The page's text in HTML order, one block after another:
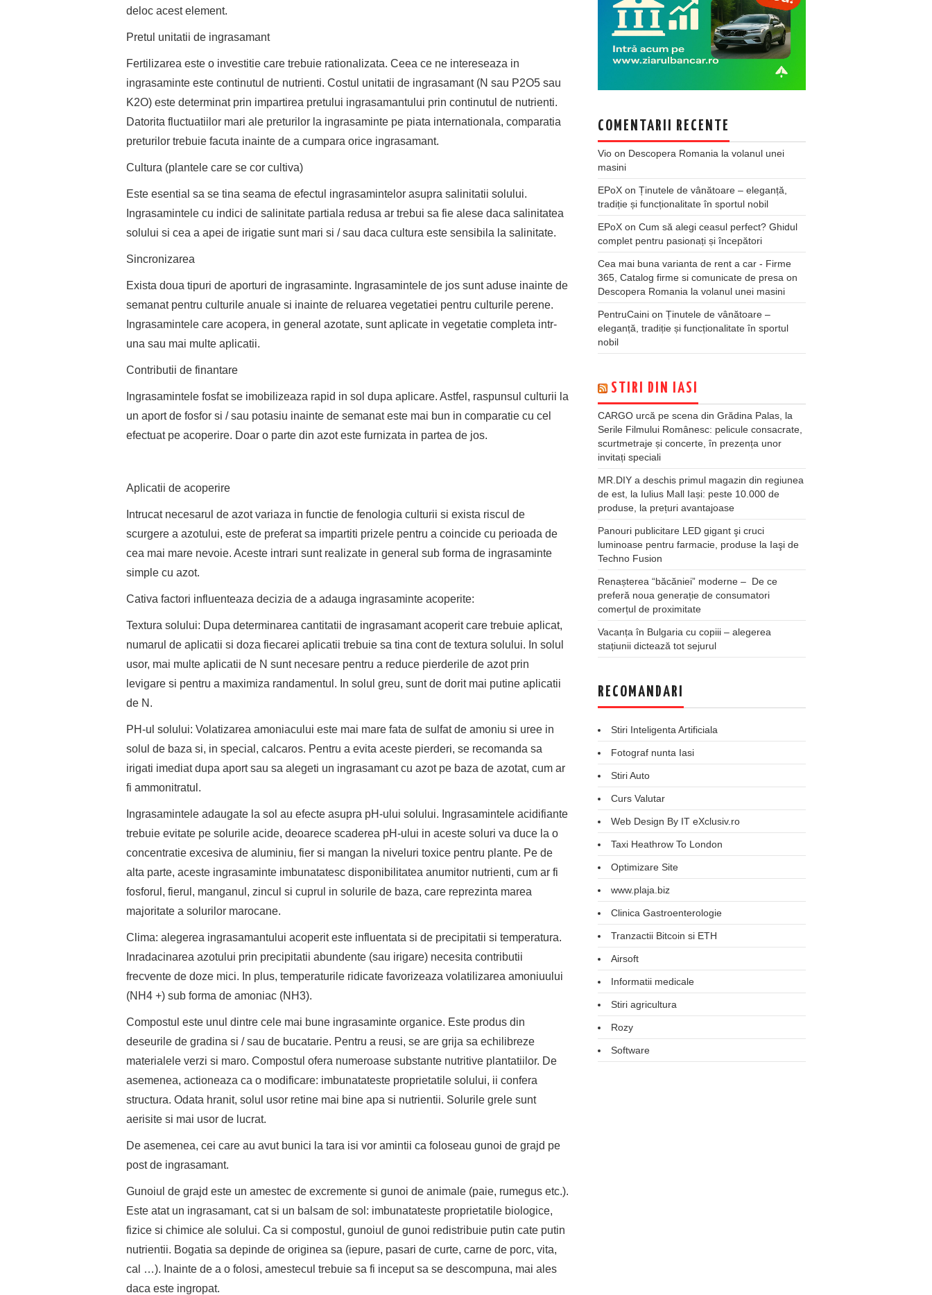
deloc acest element.
Pretul unitatii de ingrasamant
Fertilizarea este o investitie care trebuie rationalizata. Ceea ce ne intereseaza in
ingrasaminte este continutul de nutrienti. Costul unitatii de ingrasamant (N sau P2O5 sau
K2O) este determinat prin impartirea pretului ingrasamantului prin continutul de nutrienti.
Datorita fluctuatiilor mari ale preturilor la ingrasaminte pe piata internationala, comparatia
preturilor trebuie facuta inainte de a cumpara orice ingrasamant.
Cultura (plantele care se cor cultiva)
Este esential sa se tina seama de efectul ingrasamintelor asupra salinitatii solului.
Ingrasamintele cu indici de salinitate partiala redusa ar trebui sa fie alese daca salinitatea
solului si cea a apei de irigatie sunt mari si / sau daca cultura este sensibila la salinitate.
Sincronizarea
Exista doua tipuri de aporturi de ingrasaminte. Ingrasamintele de jos sunt aduse inainte de
semanat pentru culturile anuale si inainte de reluarea vegetatiei pentru culturile perene.
Ingrasamintele care acopera, in general azotate, sunt aplicate in vegetatie completa intr-
una sau mai multe aplicatii.
Contributii de finantare
Ingrasamintele fosfat se imobilizeaza rapid in sol dupa aplicare. Astfel, raspunsul culturii la
un aport de fosfor si / sau potasiu inainte de semanat este mai bun in comparatie cu cel
efectuat pe acoperire. Doar o parte din azot este furnizata in partea de jos.
Aplicatii de acoperire
Intrucat necesarul de azot variaza in functie de fenologia culturii si exista riscul de
scurgere a azotului, este de preferat sa impartiti prizele pentru a coincide cu perioada de
cea mai mare nevoie. Aceste intrari sunt realizate in general sub forma de ingrasaminte
simple cu azot.
Cativa factori influenteaza decizia de a adauga ingrasaminte acoperite:
Textura solului: Dupa determinarea cantitatii de ingrasamant acoperit care trebuie aplicat,
numarul de aplicatii si doza fiecarei aplicatii trebuie sa tina cont de textura solului. In solul
usor, mai multe aplicatii de N sunt necesare pentru a reduce pierderile de azot prin
levigare si pentru a maximiza randamentul. In solul greu, sunt de dorit mai putine aplicatii
de N.
PH-ul solului: Volatizarea amoniacului este mai mare fata de sulfat de amoniu si uree in
solul de baza si, in special, calcaros. Pentru a evita aceste pierderi, se recomanda sa
irigati imediat dupa aport sau sa alegeti un ingrasamant cu azot pe baza de azotat, cum ar
fi ammonitratul.
Ingrasamintele adaugate la sol au efecte asupra pH-ului solului. Ingrasamintele acidifiante
trebuie evitate pe solurile acide, deoarece scaderea pH-ului in aceste soluri va duce la o
concentratie excesiva de aluminiu, fier si mangan la niveluri toxice pentru plante. Pe de
alta parte, aceste ingrasaminte imbunatatesc disponibilitatea anumitor nutrienti, cum ar fi
fosforul, fierul, manganul, zincul si cuprul in solurile de baza, care reprezinta marea
majoritate a solurilor marocane.
Clima: alegerea ingrasamantului acoperit este influentata si de precipitatii si temperatura.
Inradacinarea azotului prin precipitatii abundente (sau irigare) necesita contributii
frecvente de doze mici. In plus, temperaturile ridicate favorizeaza volatilizarea amoniuului
(NH4 +) sub forma de amoniac (NH3).
Compostul este unul dintre cele mai bune ingrasaminte organice. Este produs din
deseurile de gradina si / sau de bucatarie. Pentru a reusi, se are grija sa echilibreze
materialele verzi si maro. Compostul ofera numeroase substante nutritive plantatiilor. De
asemenea, actioneaza ca o modificare: imbunatateste proprietatile solului, ii confera
structura. Odata hranit, solul usor retine mai bine apa si nutrientii. Solurile grele sunt
aerisite si mai usor de lucrat.
De asemenea, cei care au avut bunici la tara isi vor amintii ca foloseau gunoi de grajd pe
post de ingrasamant.
Gunoiul de grajd este un amestec de excremente si gunoi de animale (paie, rumegus etc.).
Este atat un ingrasamant, cat si un balsam de sol: imbunatateste proprietatile biologice,
fizice si chimice ale solului. Ca si compostul, gunoiul de gunoi redistribuie putin cate putin
nutrientii. Bogatia sa depinde de originea sa (iepure, pasari de curte, carne de porc, vita,
cal …). Inainte de a o folosi, amestecul trebuie sa fi inceput sa se descompuna, mai ales
daca este ingropat.
COMENTARII RECENTE
Vio on Descopera Romania la volanul unei
masini
EPoX on Ținutele de vânătoare – eleganță,
tradiție și funcționalitate în sportul nobil
EPoX on Cum să alegi ceasul perfect? Ghidul
complet pentru pasionați și începători
Cea mai buna varianta de rent a car - Firme
365, Catalog firme si comunicate de presa on
Descopera Romania la volanul unei masini
PentruCaini on Ținutele de vânătoare –
eleganță, tradiție și funcționalitate în sportul
nobil
STIRI DIN IASI
CARGO urcă pe scena din Grădina Palas, la
Serile Filmului Românesc: pelicule consacrate,
scurtmetraje și concerte, în prezența unor
invitați speciali
MR.DIY a deschis primul magazin din regiunea
de est, la Iulius Mall Iași: peste 10.000 de
produse, la prețuri avantajoase
Panouri publicitare LED gigant şi cruci
luminoase pentru farmacie, produse la Iaşi de
Techno Fusion
Renașterea “băcăniei” moderne – De ce
preferă noua generație de consumatori
comerțul de proximitate
Vacanța în Bulgaria cu copiii – alegerea
stațiunii dictează tot sejurul
RECOMANDARI
Stiri Inteligenta Artificiala
Fotograf nunta Iasi
Stiri Auto
Curs Valutar
Web Design By IT eXclusiv.ro
Taxi Heathrow To London
Optimizare Site
www.plaja.biz
Clinica Gastroenterologie
Tranzactii Bitcoin si ETH
Airsoft
Informatii medicale
Stiri agricultura
Rozy
Software